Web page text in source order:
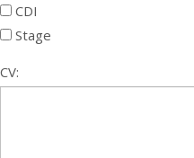
CDI
Stage
CV: